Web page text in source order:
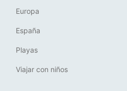
Europa
España
Playas
Viajar con niños